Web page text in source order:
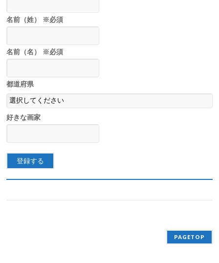
名前（姓） ※必須
名前（名） ※必須
都道府県
好きな画家
PAGETOP